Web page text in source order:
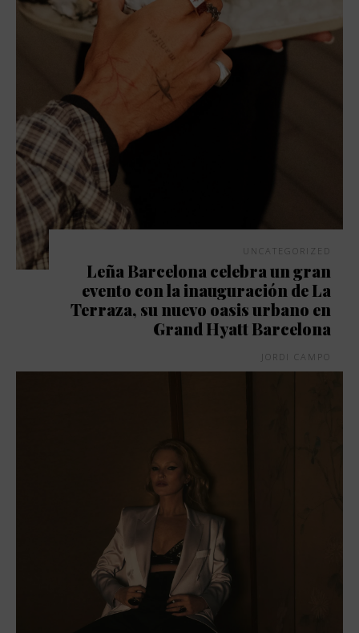
UNCATEGORIZED
Leña Barcelona celebra un gran
evento con la inauguración de La
Terraza, su nuevo oasis urbano en
Grand Hyatt Barcelona
JORDI CAMPO